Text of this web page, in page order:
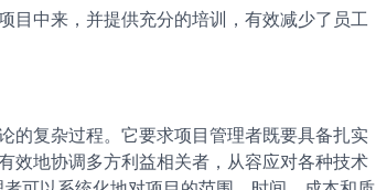
目中来，并提供充分的培训，有效减少了员工
的复杂过程。它要求项目管理者既要具备扎实
效地协调多方利益相关者，从容应对各种技术